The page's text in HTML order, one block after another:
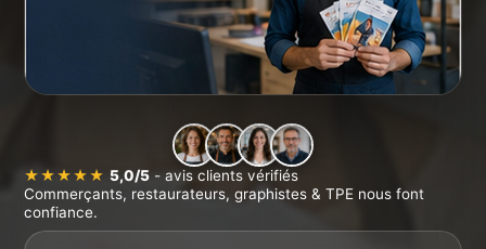
chaque commande
Fichiers vérifiés gratuitement, conseils d'experts,
livraison rapide. Des professionnels de tous secteurs
nous font confiance.
★★★★★ 5,0/5 - avis clients vérifiés
Commerçants, restaurateurs, graphistes & TPE nous font
confiance.
bâches, stickers…Prix immédiat, fichier vérifié
gratuitement avant impression, livraison
suivie.
Et si vous n'avez pas de fichier, notre IA
avant fabrication.
Voir les prix & commander